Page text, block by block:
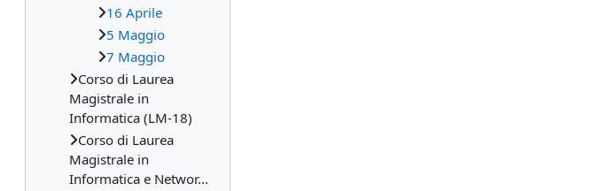
16 Aprile
5 Maggio
7 Maggio
Corso di Laurea
Magistrale in
Informatica (LM-18)
Corso di Laurea
Magistrale in
Informatica e Networ...